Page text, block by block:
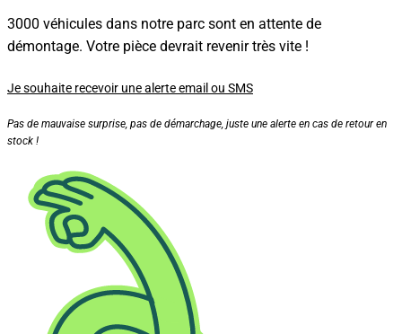
3000 véhicules dans notre parc sont en attente de
démontage. Votre pièce devrait revenir très vite !
Je souhaite recevoir une alerte email ou SMS
Pas de mauvaise surprise, pas de démarchage, juste une alerte en cas de retour en
stock !